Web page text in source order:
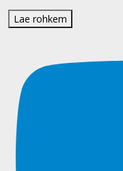
Lae rohkem